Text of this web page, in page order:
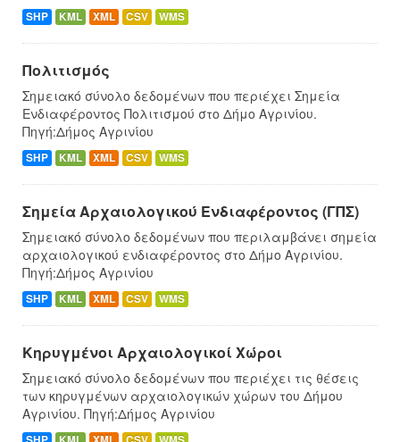
SHP KML XML CSV WMS
Πολιτισμός
Σημειακό σύνολο δεδομένων που περιέχει Σημεία
Ενδιαφέροντος Πολιτισμού στο Δήμο Αγρινίου.
Πηγή:Δήμος Αγρινίου
SHP KML XML CSV WMS
Σημεία Αρχαιολογικού Ενδιαφέροντος (ΓΠΣ)
Σημειακό σύνολο δεδομένων που περιλαμβάνει σημεία
αρχαιολογικού ενδιαφέροντος στο Δήμο Αγρινίου.
Πηγή:Δήμος Αγρινίου
SHP KML XML CSV WMS
Κηρυγμένοι Αρχαιολογικοί Χώροι
Σημειακό σύνολο δεδομένων που περιέχει τις θέσεις
των κηρυγμένων αρχαιολογικών χώρων του Δήμου
Αγρινίου. Πηγή:Δήμος Αγρινίου